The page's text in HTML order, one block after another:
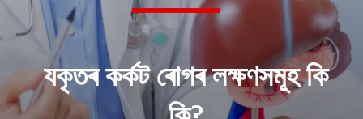
যকৃতৰ কৰ্কট ৰোগৰ লক্ষণসমূহ কি